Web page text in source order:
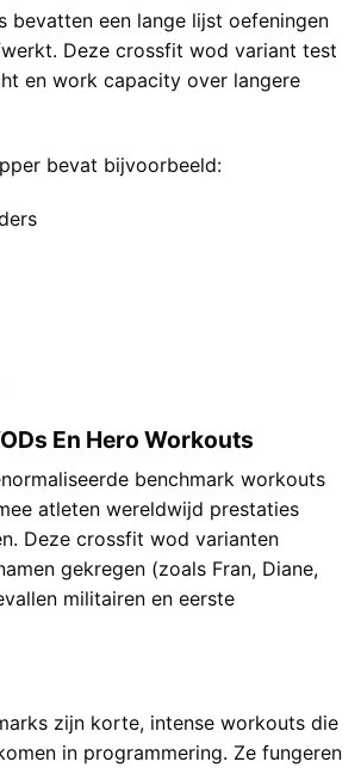
bevatten een lange lijst oefeningen
Deze crossfit wod variant test
en work capacity over langere
bevat bijvoorbeeld:
En Hero Workouts
benchmark workouts
atleten wereldwijd prestaties
Deze crossfit wod varianten
gekregen (zoals Fran, Diane,
militairen en eerste
zijn korte, intense workouts die
in programmering. Ze fungeren